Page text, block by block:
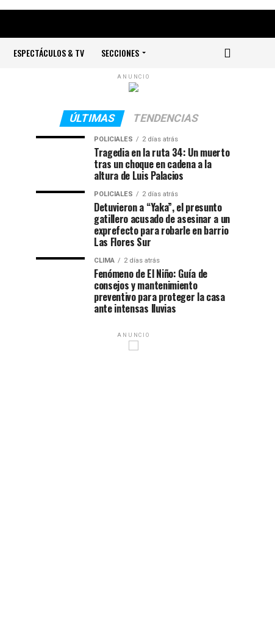
ESPECTÁCULOS & TV SECCIONES
ANUNCIO
ÚLTIMAS TENDENCIAS
POLICIALES 2 días atrás
Tragedia en la ruta 34: Un muerto
tras un choque en cadena a la
altura de Luis Palacios
POLICIALES 2 días atrás
Detuvieron a “Yaka”, el presunto
gatillero acusado de asesinar a un
exprefecto para robarle en barrio
Las Flores Sur
CLIMA 2 días atrás
Fenómeno de El Niño: Guía de
consejos y mantenimiento
preventivo para proteger la casa
ante intensas lluvias
ANUNCIO